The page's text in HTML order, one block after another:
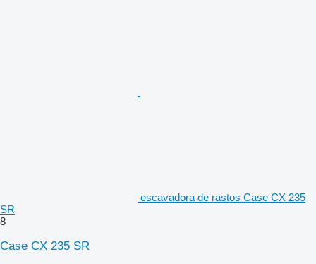
escavadora de rastos Case CX 235
SR
8
Case CX 235 SR